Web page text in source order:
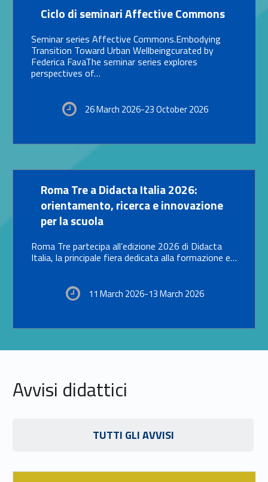
Link identifier #identifier__47431-13
Ciclo di seminari Affective Commons
Seminar series Affective Commons.Embodying
Transition Toward Urban Wellbeingcurated by
Federica FavaThe seminar series explores
perspectives of…
26 March 2026-23 October 2026
Link identifier #identifier__105326-14
Roma Tre a Didacta Italia 2026:
orientamento, ricerca e innovazione
per la scuola
Roma Tre partecipa all’edizione 2026 di Didacta
Italia, la principale fiera dedicata alla formazione e…
11 March 2026-13 March 2026
Avvisi didattici
TUTTI GLI AVVISI
Link identifier #identifier__130748-16